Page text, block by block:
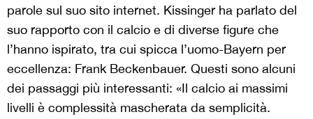
parole sul suo sito internet. Kissinger ha parlato del
suo rapporto con il calcio e di diverse figure che
l’hanno ispirato, tra cui spicca l’uomo-Bayern per
eccellenza: Frank Beckenbauer. Questi sono alcuni
dei passaggi più interessanti: «Il calcio ai massimi
livelli è complessità mascherata da semplicità.